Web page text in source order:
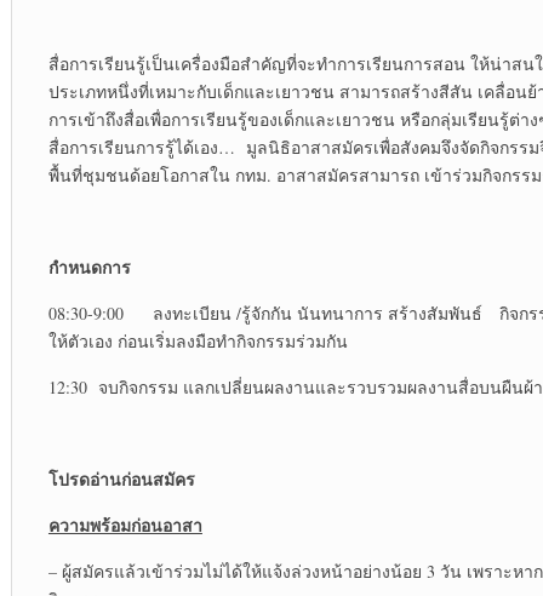
สื่อการเรียนรู้เป็นเครื่องมือสำคัญที่จะทำการเรียนการสอน ให้น่าส
ประเภทหนึ่งที่เหมาะกับเด็กและเยาวชน สามารถสร้างสีสัน เคลื่อ
การเข้าถึงสื่อเพื่อการเรียนรู้ของเด็กและเยาวชน หรือกลุ่มเรียนรู้
สื่อการเรียนการรู้ได้เอง… มูลนิธิอาสาสมัครเพื่อสังคมจึงจัดกิจกรร
พื้นที่ชุมชนด้อยโอกาสใน กทม. อาสาสมัครสามารถ เข้าร่วมกิจกรร
กำหนดการ
08:30-9:00 ลงทะเบียน /รู้จักกัน นันทนาการ สร้างสัมพันธ์ กิจกรร
ให้ตัวเอง ก่อนเริ่มลงมือทำกิจกรรมร่วมกัน
12:30 จบกิจกรรม แลกเปลี่ยนผลงานและรวบรวมผลงานสื่อบนผืน
โปรดอ่านก่อนสมัคร
ความพร้อมก่อนอาสา
– ผู้สมัครแล้วเข้าร่วมไม่ได้ให้แจ้งล่วงหน้าอย่างน้อย 3 วัน เพราะห